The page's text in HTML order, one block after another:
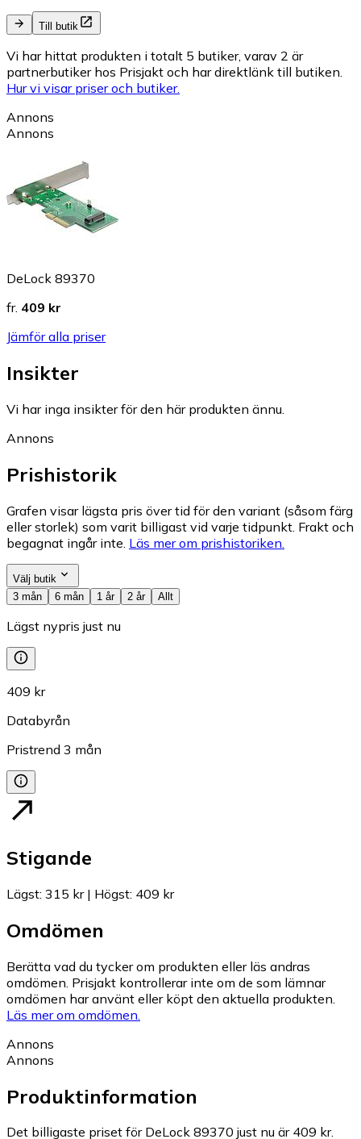
Till butik
Vi har hittat produkten i totalt 5 butiker, varav 2 är
partnerbutiker hos Prisjakt och har direktlänk till butiken.
Hur vi visar priser och butiker.
Annons
Annons
DeLock 89370
fr. 409 kr
Jämför alla priser
Insikter
Vi har inga insikter för den här produkten ännu.
Annons
Prishistorik
Grafen visar lägsta pris över tid för den variant (såsom färg
eller storlek) som varit billigast vid varje tidpunkt. Frakt och
begagnat ingår inte. Läs mer om prishistoriken.
Välj butik
3 mån
6 mån 1 år 2 år Allt
Lägst nypris just nu
409 kr
Databyrån
Pristrend 3 mån
Stigande
Lägst: 315 kr| Högst: 409 kr
Omdömen
Berätta vad du tycker om produkten eller läs andras
omdömen. Prisjakt kontrollerar inte om de som lämnar
omdömen har använt eller köpt den aktuella produkten.
Läs mer om omdömen.
Annons
Annons
Produktinformation
Det billigaste priset för DeLock 89370 just nu är 409 kr.